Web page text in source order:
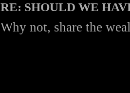
RE: SHOULD WE
Why not, share the